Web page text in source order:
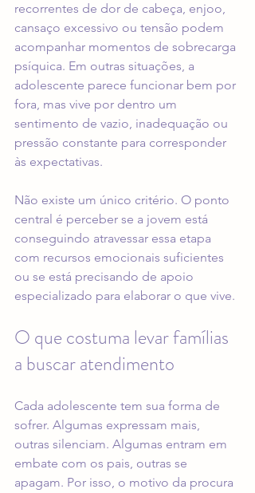
recorrentes de dor de cabeça, enjoo,
cansaço excessivo ou tensão podem
acompanhar momentos de sobrecarga
psíquica. Em outras situações, a
adolescente parece funcionar bem por
fora, mas vive por dentro um
sentimento de vazio, inadequação ou
pressão constante para corresponder
às expectativas.
Não existe um único critério. O ponto
central é perceber se a jovem está
conseguindo atravessar essa etapa
com recursos emocionais suficientes
ou se está precisando de apoio
especializado para elaborar o que vive.
O que costuma levar famílias
a buscar atendimento
Cada adolescente tem sua forma de
sofrer. Algumas expressam mais,
outras silenciam. Algumas entram em
embate com os pais, outras se
apagam. Por isso, o motivo da procura